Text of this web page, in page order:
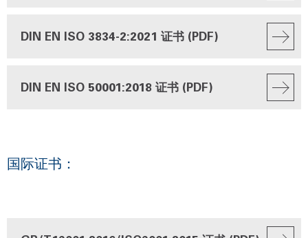
DIN EN ISO 3834-2:2021 证书 (PDF)
DIN EN ISO 50001:2018 证书 (PDF)
国际证书：